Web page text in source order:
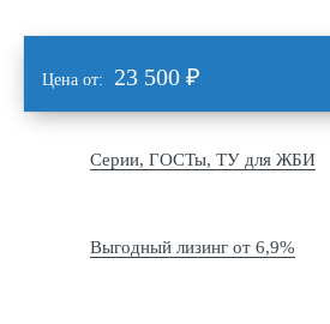
Цена от: 23 500 ₽
Серии, ГОСТы, ТУ для ЖБИ
Выгодный лизинг от 6,9%